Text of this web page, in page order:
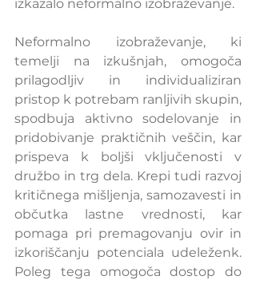
izkazalo neformalno izobraževanje.
Neformalno izobraževanje, ki
temelji na izkušnjah, omogoča
prilagodljiv in individualiziran
pristop k potrebam ranljivih skupin,
spodbuja aktivno sodelovanje in
pridobivanje praktičnih veščin, kar
prispeva k boljši vključenosti v
družbo in trg dela. Krepi tudi razvoj
kritičnega mišljenja, samozavesti in
občutka lastne vrednosti, kar
pomaga pri premagovanju ovir in
izkoriščanju potenciala udeleženk.
Poleg tega omogoča dostop do